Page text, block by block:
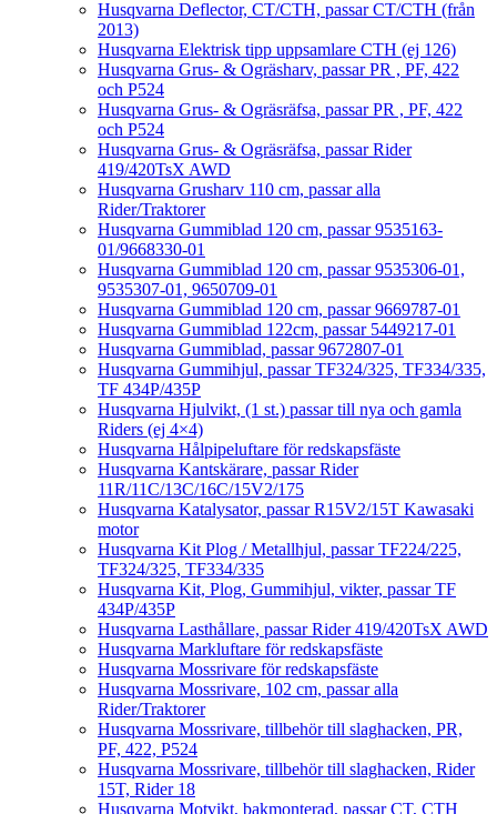
Husqvarna Deflector, CT/CTH, passar CT/CTH (från
2013)
Husqvarna Elektrisk tipp uppsamlare CTH (ej 126)
Husqvarna Grus- & Ogräsharv, passar PR , PF, 422
och P524
Husqvarna Grus- & Ogräsräfsa, passar PR , PF, 422
och P524
Husqvarna Grus- & Ogräsräfsa, passar Rider
419/420TsX AWD
Husqvarna Grusharv 110 cm, passar alla
Rider/Traktorer
Husqvarna Gummiblad 120 cm, passar 9535163-
01/9668330-01
Husqvarna Gummiblad 120 cm, passar 9535306-01,
9535307-01, 9650709-01
Husqvarna Gummiblad 120 cm, passar 9669787-01
Husqvarna Gummiblad 122cm, passar 5449217-01
Husqvarna Gummiblad, passar 9672807-01
Husqvarna Gummihjul, passar TF324/325, TF334/335,
TF 434P/435P
Husqvarna Hjulvikt, (1 st.) passar till nya och gamla
Riders (ej 4×4)
Husqvarna Hålpipeluftare för redskapsfäste
Husqvarna Kantskärare, passar Rider
11R/11C/13C/16C/15V2/175
Husqvarna Katalysator, passar R15V2/15T Kawasaki
motor
Husqvarna Kit Plog / Metallhjul, passar TF224/225,
TF324/325, TF334/335
Husqvarna Kit, Plog, Gummihjul, vikter, passar TF
434P/435P
Husqvarna Lasthållare, passar Rider 419/420TsX AWD
Husqvarna Markluftare för redskapsfäste
Husqvarna Mossrivare för redskapsfäste
Husqvarna Mossrivare, 102 cm, passar alla
Rider/Traktorer
Husqvarna Mossrivare, tillbehör till slaghacken, PR,
PF, 422, P524
Husqvarna Mossrivare, tillbehör till slaghacken, Rider
15T, Rider 18
Husqvarna Motvikt, bakmonterad, passar CT, CTH